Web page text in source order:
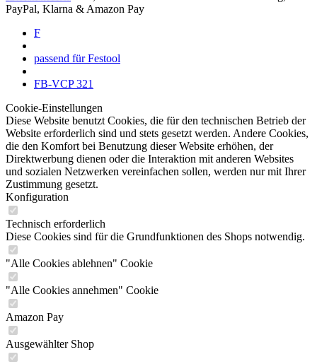
PayPal, Klarna & Amazon Pay
F
passend für Festool
FB-VCP 321
Cookie-Einstellungen
Diese Website benutzt Cookies, die für den technischen Betrieb der
Website erforderlich sind und stets gesetzt werden. Andere Cookies,
die den Komfort bei Benutzung dieser Website erhöhen, der
Direktwerbung dienen oder die Interaktion mit anderen Websites
und sozialen Netzwerken vereinfachen sollen, werden nur mit Ihrer
Zustimmung gesetzt.
Konfiguration
Technisch erforderlich
Diese Cookies sind für die Grundfunktionen des Shops notwendig.
"Alle Cookies ablehnen" Cookie
"Alle Cookies annehmen" Cookie
Amazon Pay
Ausgewählter Shop